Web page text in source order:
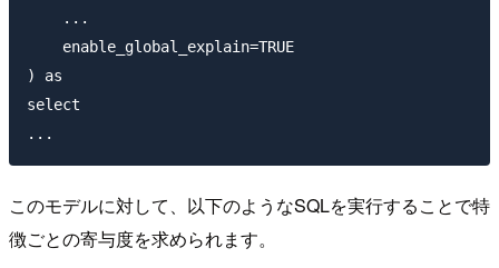
    ...
    enable_global_explain=TRUE
) as
select
このモデルに対して、以下のようなSQLを実行することで特
徴ごとの寄与度を求められます。